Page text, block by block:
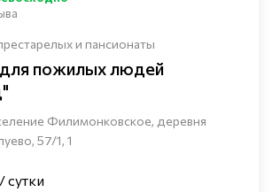
и пансионаты
пожилых людей
Филимонковское, деревня
57/1, 1
/ сутки